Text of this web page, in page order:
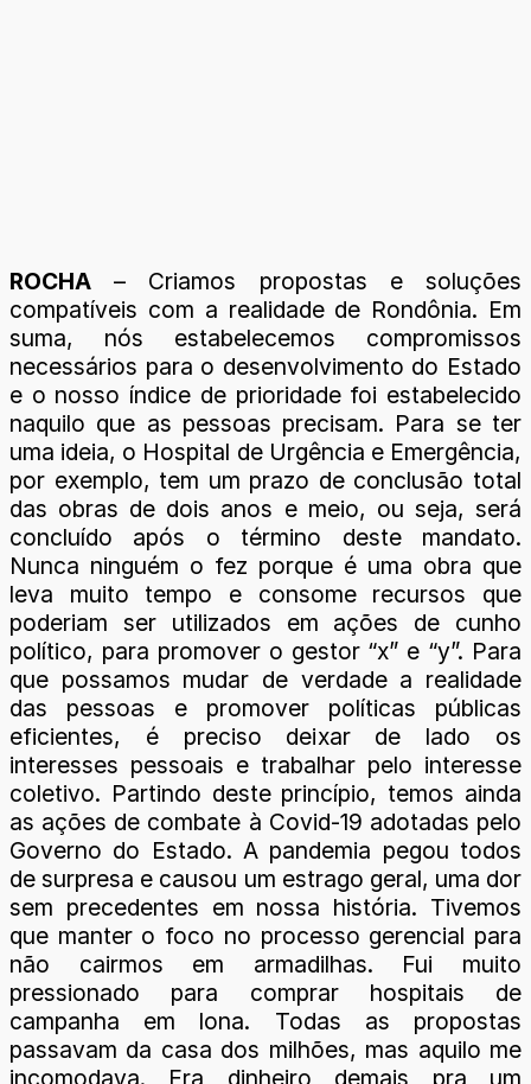
ROCHA – Criamos propostas e soluções
compatíveis com a realidade de Rondônia. Em
suma, nós estabelecemos compromissos
necessários para o desenvolvimento do Estado
e o nosso índice de prioridade foi estabelecido
naquilo que as pessoas precisam. Para se ter
uma ideia, o Hospital de Urgência e Emergência,
por exemplo, tem um prazo de conclusão total
das obras de dois anos e meio, ou seja, será
concluído após o término deste mandato.
Nunca ninguém o fez porque é uma obra que
leva muito tempo e consome recursos que
poderiam ser utilizados em ações de cunho
político, para promover o gestor “x” e “y”. Para
que possamos mudar de verdade a realidade
das pessoas e promover políticas públicas
eficientes, é preciso deixar de lado os
interesses pessoais e trabalhar pelo interesse
coletivo. Partindo deste princípio, temos ainda
as ações de combate à Covid-19 adotadas pelo
Governo do Estado. A pandemia pegou todos
de surpresa e causou um estrago geral, uma dor
sem precedentes em nossa história. Tivemos
que manter o foco no processo gerencial para
não cairmos em armadilhas. Fui muito
pressionado para comprar hospitais de
campanha em lona. Todas as propostas
passavam da casa dos milhões, mas aquilo me
incomodava. Era dinheiro demais pra um